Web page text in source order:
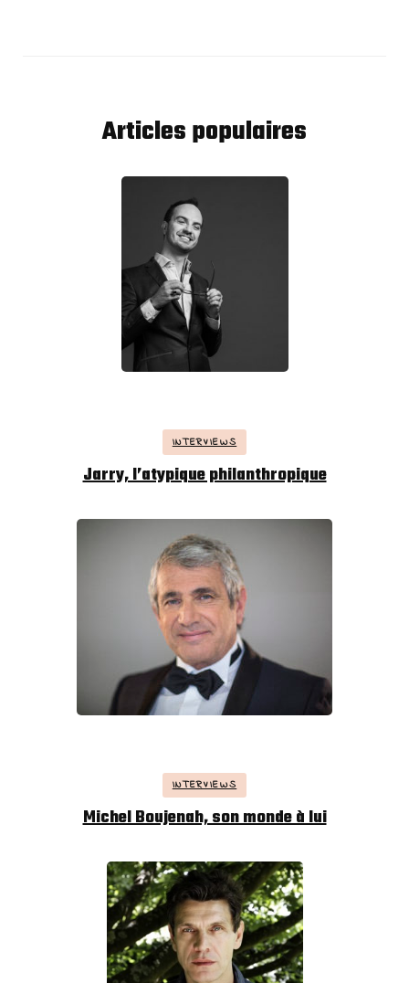
Articles populaires
INTERVIEWS
Jarry, l’atypique philanthropique
INTERVIEWS
Michel Boujenah, son monde à lui